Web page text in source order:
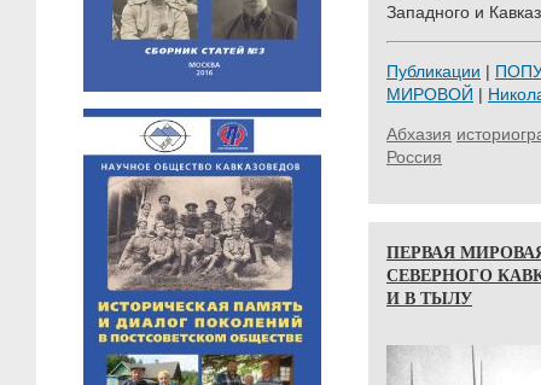
Западного и
Публикации |
МИРОВОЙ |
Абхазия
Россия
ПЕРВАЯ
СЕВЕРНОГО
И В ТЫЛУ